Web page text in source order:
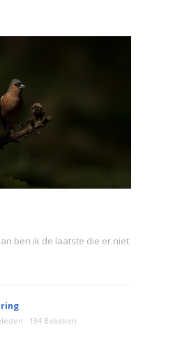
ben ik de laatste die er niet
134 Bekeken